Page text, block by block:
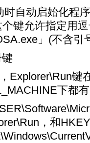
自动启始化程
键允许指定用
」(不含引
Explorer\Run键
下都
，和